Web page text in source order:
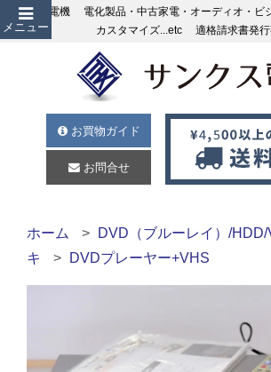
メニュー
サンクス電機 電化製品・中古家電・オーディオ・ビ
カスタマイズ...etc 適格請求書発
お買物ガイド
お問合せ
ホーム
DVD（ブルーレイ）/
キ
DVDプレーヤー+VHS